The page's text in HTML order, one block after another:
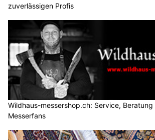
zuverlässigen Profis
Wildhaus-messershop.ch: Service, Beratung
Messerfans